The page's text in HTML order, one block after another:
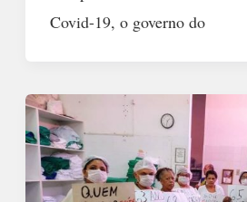
Covid-19, o governo do